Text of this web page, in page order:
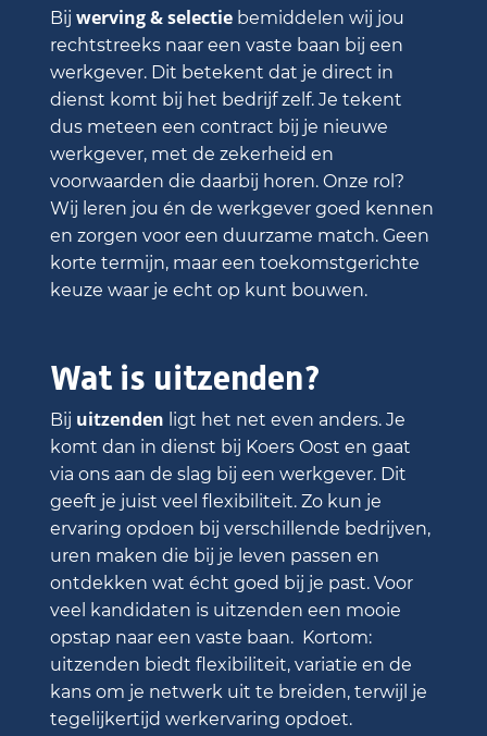
Bij werving & selectie bemiddelen wij jou
rechtstreeks naar een vaste baan bij een
werkgever. Dit betekent dat je direct in
dienst komt bij het bedrijf zelf. Je tekent
dus meteen een contract bij je nieuwe
werkgever, met de zekerheid en
voorwaarden die daarbij horen. Onze rol?
Wij leren jou én de werkgever goed kennen
en zorgen voor een duurzame match. Geen
korte termijn, maar een toekomstgerichte
keuze waar je echt op kunt bouwen.
Wat is uitzenden?
Bij uitzenden ligt het net even anders. Je
komt dan in dienst bij Koers Oost en gaat
via ons aan de slag bij een werkgever. Dit
geeft je juist veel flexibiliteit. Zo kun je
ervaring opdoen bij verschillende bedrijven,
uren maken die bij je leven passen en
ontdekken wat écht goed bij je past. Voor
veel kandidaten is uitzenden een mooie
opstap naar een vaste baan. Kortom:
uitzenden biedt flexibiliteit, variatie en de
kans om je netwerk uit te breiden, terwijl je
tegelijkertijd werkervaring opdoet.